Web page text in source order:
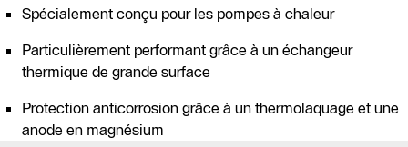
Spécialement conçu pour les pompes à chaleur
Particulièrement performant grâce à un échangeur
thermique de grande surface
Protection anticorrosion grâce à un thermolaquage et une
anode en magnésium